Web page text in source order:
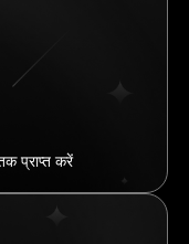
प्राप्त करें